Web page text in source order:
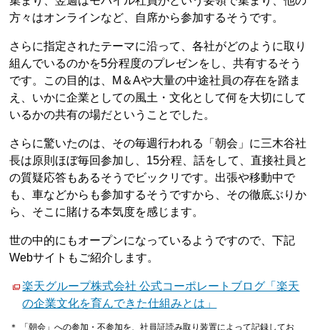
方々はオンラインなど、自席から参加するそうです。
さらに指定されたテーマに沿って、各社がどのように取り
組んでいるのかを5分程度のプレゼンをし、共有するそう
です。この目的は、M＆Aや大量の中途社員の存在を踏ま
え、いかに企業としての風土・文化として何を大切にして
いるかの共有の場だということでした。
さらに驚いたのは、その毎週行われる「朝会」に三木谷社
長は原則ほぼ毎回参加し、15分程、話をして、直接社員と
の質疑応答もあるそうでビックリです。出張や移動中で
も、車などからも参加するそうですから、その徹底ぶりか
ら、そこに賭ける本気度を感じます。
世の中的にもオープンになっているようですので、下記
Webサイトもご紹介します。
楽天グループ株式会社 公式コーポレートブログ「楽天
の企業文化を育んできた仕組みとは」
＊ 「朝会」への参加・不参加を、社員証読み取り装置によって記録してお